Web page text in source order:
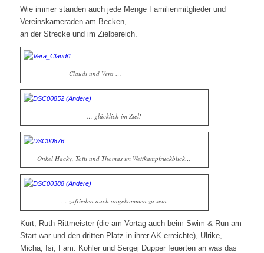
Wie immer standen auch jede Menge Familienmitglieder und
Vereinskameraden am Becken,
an der Strecke und im Zielbereich.
Claudi und Vera …
… glücklich im Ziel!
Onkel Hacky, Totti und Thomas im Wettkampfrückblick…
… zufrieden auch angekommen zu sein
Kurt, Ruth Rittmeister (die am Vortag auch beim Swim & Run am
Start war und den dritten Platz in ihrer AK erreichte), Ulrike,
Micha, Isi, Fam. Kohler und Sergej Dupper feuerten an was das